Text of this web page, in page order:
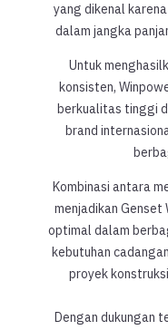
yang dikenal
dalam jangka
Untuk
konsisten,
berkualitas tinggi
brand
Kombinasi antara
menjadikan Genset
optimal dalam
kebutuhan
proyek
Dengan dukungan